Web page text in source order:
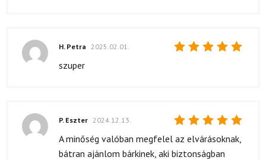
H. Petra 2025.02.01.
szuper
Értékelés:
P. Eszter 2024.12.13.
A minőség valóban megfelel az elvárásoknak,
bátran ajánlom bárkinek, aki biztonságban